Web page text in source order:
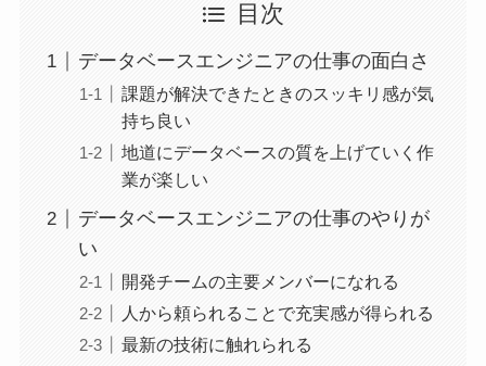
目次
データベースエンジニアの仕事の面白さ
課題が解決できたときのスッキリ感が気
持ち良い
地道にデータベースの質を上げていく作
業が楽しい
データベースエンジニアの仕事のやりが
い
開発チームの主要メンバーになれる
人から頼られることで充実感が得られる
最新の技術に触れられる